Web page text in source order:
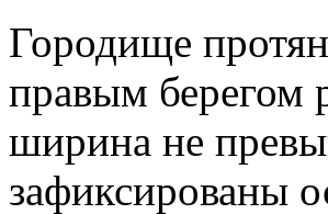
Городище
правым берегом
ширина не
зафиксированы